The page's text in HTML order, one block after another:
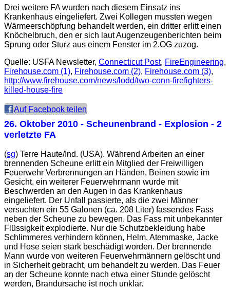
Drei weitere FA wurden nach diesem Einsatz ins
Krankenhaus eingeliefert. Zwei Kollegen mussten wegen
Wärmeerschöpfung behandelt werden, ein dritter erlitt einen
Knöchelbruch, den er sich laut Augenzeugenberichten beim
Sprung oder Sturz aus einem Fenster im 2.OG zuzog.
Quelle: USFA Newsletter, Connecticut Post, FireEngineering,
Firehouse.com (1), Firehouse.com (2), Firehouse.com (3),
http://www.firehouse.com/news/lodd/two-conn-firefighters-
killed-house-fire
Auf Facebook teilen
26. Oktober 2010 - Scheunenbrand - Explosion - 2
verletzte FA
(sg) Terre Haute/Ind. (USA). Während Arbeiten an einer
brennenden Scheune erlitt ein Mitglied der Freiwilligen
Feuerwehr Verbrennungen an Händen, Beinen sowie im
Gesicht, ein weiterer Feuerwehrmann wurde mit
Beschwerden an den Augen in das Krankenhaus
eingeliefert. Der Unfall passierte, als die zwei Männer
versuchten ein 55 Galonen (ca. 208 Liter) fassendes Fass
neben der Scheune zu bewegen. Das Fass mit unbekannter
Flüssigkeit explodierte. Nur die Schutzbekleidung habe
Schlimmeres verhindern können, Helm, Atemmaske, Jacke
und Hose seien stark beschädigt worden. Der brennende
Mann wurde von weiteren Feuerwehrmännern gelöscht und
in Sicherheit gebracht, um behandelt zu werden. Das Feuer
an der Scheune konnte nach etwa einer Stunde gelöscht
werden, Brandursache ist noch unklar.